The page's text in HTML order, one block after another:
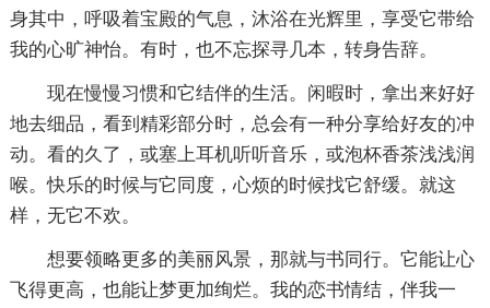
身其中，呼吸着宝殿的气息，沐浴在光辉里，享受它带给
我的心旷神怡。有时，也不忘探寻几本，转身告辞。
现在慢慢习惯和它结伴的生活。闲暇时，拿出来好好
地去细品，看到精彩部分时，总会有一种分享给好友的冲
动。看的久了，或塞上耳机听听音乐，或泡杯香茶浅浅润
喉。快乐的时候与它同度，心烦的时候找它舒缓。就这
样，无它不欢。
想要领略更多的美丽风景，那就与书同行。它能让心
飞得更高，也能让梦更加绚烂。我的恋书情结，伴我一